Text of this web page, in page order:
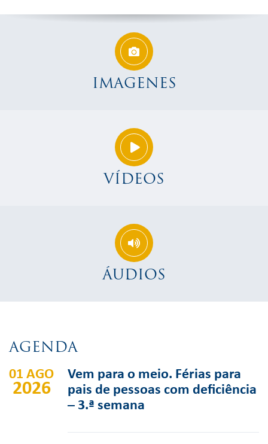
IMAGENES
VÍDEOS
ÁUDIOS
AGENDA
01 AGO
2026
Vem para o meio. Férias para
pais de pessoas com deficiência
– 3.ª semana